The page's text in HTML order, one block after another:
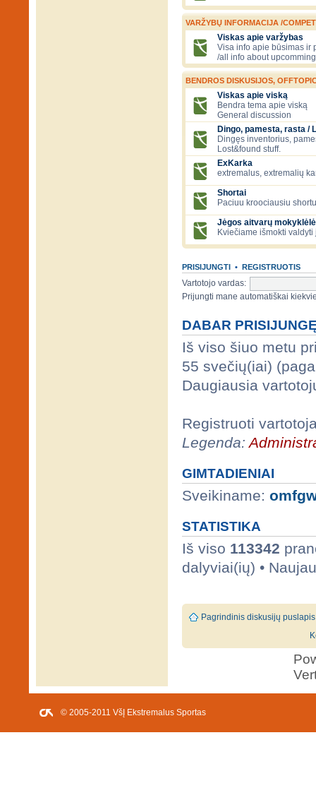
VARŽYBŲ INFORMACIJA /
Viskas apie varžybas
Visa info apie būsimas ir
/all info about
BENDROS DISKUSIJOS,
Viskas apie viską
Bendra tema apie viską
General discussion
Dingo, pamesta, rasta /
Dingęs inventorius,
Lost&found stuff.
ExKarka
extremalus, extremalių
Shortai
Paciuu kroociausiu
Jėgos aitvarų mokyklėlė
Kviečiame išmokti
PRISIJUNGTI • REGISTRUOTIS
Vartotojo vardas:
Prijungti mane automatiškai
DABAR
Iš viso šiuo metu
55 svečių(iai)
Daugiausia
Registruoti
Legenda:
GIMTADIENIAI
Sveikiname:
STATISTIKA
Iš viso 113342
dalyviai(ių) •
Pagrindinis diskusijų puslapis
© 2005-2011 VšĮ Ekstremalus Sportas